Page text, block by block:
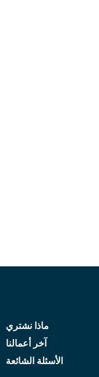
ماذا نشتري
آخر أعمالنا
الأسئلة الشائعة